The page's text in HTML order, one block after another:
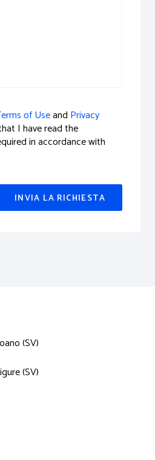
of Useand Privacy
I have read the
in accordance with
INVIA LA RICHIESTA
(SV)
(SV)